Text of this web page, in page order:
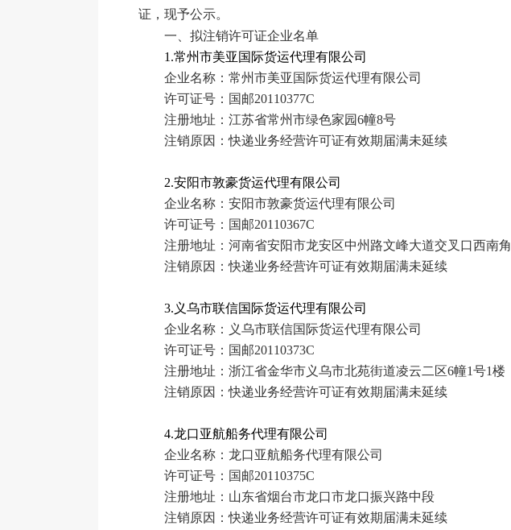
证，现予公示。
一、拟注销许可证企业名单
1.常州市美亚国际货运代理有限公司
企业名称：常州市美亚国际货运代理有限公司
许可证号：国邮20110377C
注册地址：江苏省常州市绿色家园6幢8号
注销原因：快递业务经营许可证有效期 届满未延续
2.安阳市敦豪货运代理有限公司
企业名称：安阳市敦豪货运代理有限公司
许可证号：国邮20110367C
注册地址：河南省安阳市龙安区中州路文峰大道交叉口西南角
注销原因：快递业务经营许可证有效期 届满未延续
3.义乌市联信国际货运代理有限公司
企业名称：义乌市联信国际货运代理有限公司
许可证号：国邮20110373C
注册地址：浙江省金华市义乌市北苑街道凌云二区6幢1号1楼
注销原因：快递业务经营许可证有效期 届满未延续
4.龙口亚航船务代理有限公司
企业名称：龙口亚航船务代理有限公司
许可证号：国邮20110375C
注册地址：山东省烟台市龙口市龙口振兴路中段
注销原因：快递业务经营许可证有效期 届满未延续